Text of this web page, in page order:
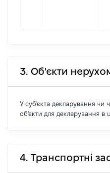
3. Об'єкти
У суб'єкта декларування чи
об'єкти для декларування в
4. Транспортні